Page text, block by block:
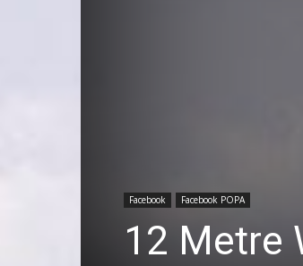
Facebook Facebook POPA
12 Metre